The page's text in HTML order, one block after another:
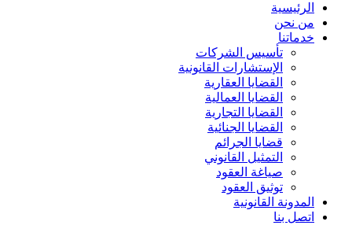
الرئيسية
من نحن
خدماتنا
تأسيس الشركات
الإستشارات القانونية
القضايا العقارية
القضايا العمالية
القضايا التجارية
القضايا الجنائية
قضايا الجرائم
التمثيل القانوني
صياغة العقود
توثيق العقود
المدونة القانونية
اتصل بنا